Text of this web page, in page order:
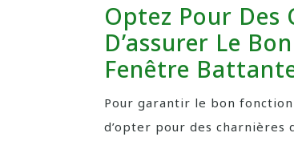
Optez Pour Des
D’assurer Le
Fenêtre
Pour garantir le bon
d’opter pour des charnières